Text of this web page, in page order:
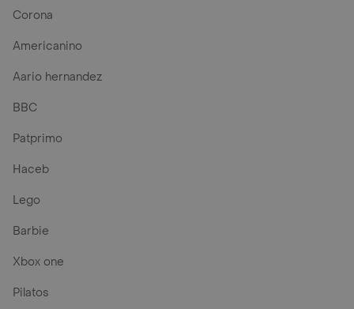
Corona
Americanino
Aario hernandez
BBC
Patprimo
Haceb
Lego
Barbie
Xbox one
Pilatos